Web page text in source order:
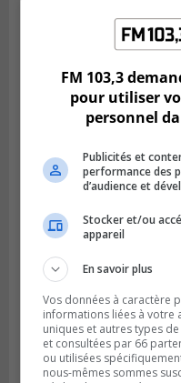
Publié le 6 juillet 2026 à
Climat Québec
pour
Publié le 6 juillet 2026 à
Longueuil
FM 103,3
pour utiliser
personnel
Publicités et
performance des
d’audience et
Stocker et/ou
appareil
En savoir plus
Vos données à caractère
informations liées à votre
uniques et autres types
et consultées par 66
ou utilisées
nous-mêmes sommes